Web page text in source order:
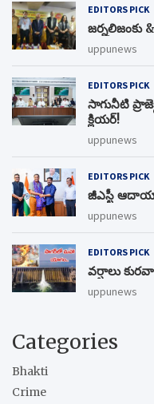
EDITORS PICK
జర్నలిజంకు
uppunews
EDITORS PICK
సాగునీటి
క్లియర్!
uppunews
EDITORS PICK
జీఎస్టీ
uppunews
EDITORS PICK
వర్షాలు
uppunews
Categories
Bhakti
Crime